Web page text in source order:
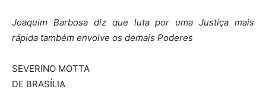
Joaquim Barbosa diz que luta por uma Justiça mais
rápida também envolve os demais Poderes
SEVERINO MOTTA
DE BRASÍLIA